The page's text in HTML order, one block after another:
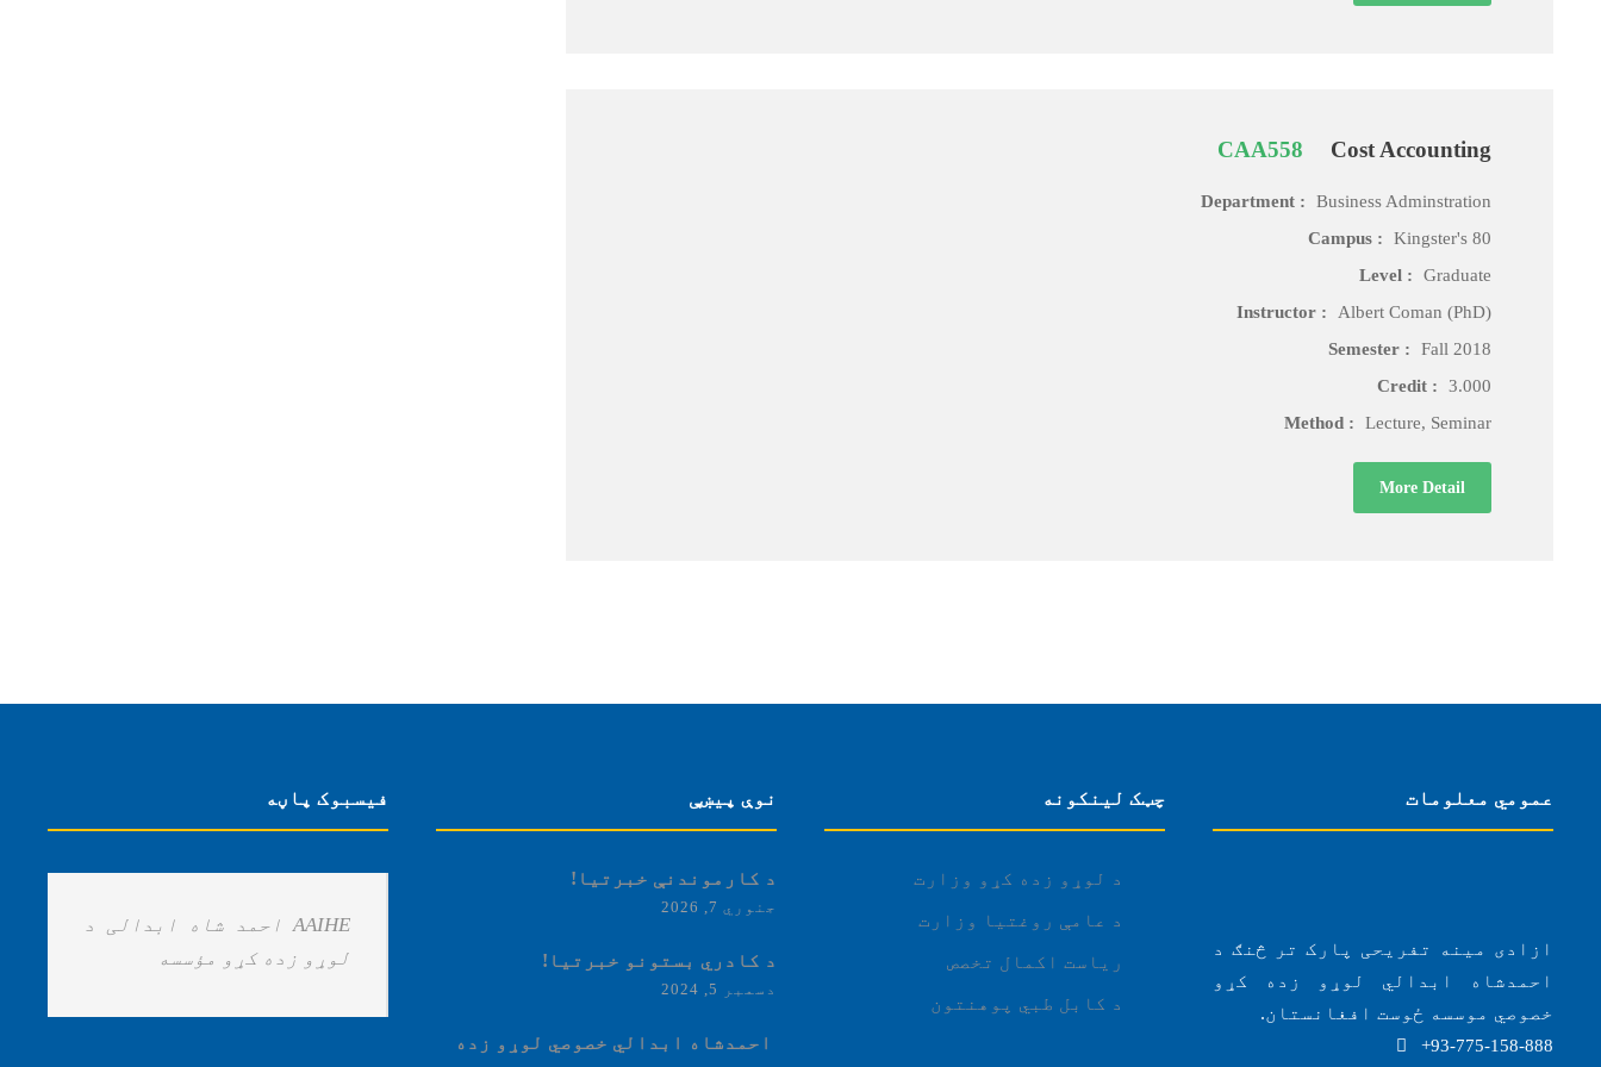
CAA558 Cost Accounting
Department :
Business Adminstration
Campus :
Kingster's 80
Level :
Graduate
Instructor :
Albert Coman (PhD)
Semester :
Fall 2018
Credit :
3.000
Method :
Lecture, Seminar
More Detail
عمومي معلومات
ازادی مینه تفریحی پارک تر څنګ د
احمدشاه ابدالي لوړو زده کړو
خصوصي موسسه ځوست افغانستان.
93-775-158-888+
چټک لینکونه
د لوړو زده کړو وزارت
د عامې روغتیا وزارت
ریاست اکمال تخصص
د کابل طبي پوهنتون
نوې پیښې
د کارموندنې خبرتیا!
جنوري 7, 2026
د کادري بستونو خبرتیا!
دسمبر 5, 2024
‏‎ احمدشاه ابدالي خصوصي لوړو زده
فیسبوک پاڼه
‏AAIHE احمد شاه ابدالی د
لوړو زده کړو مؤسسه ‏